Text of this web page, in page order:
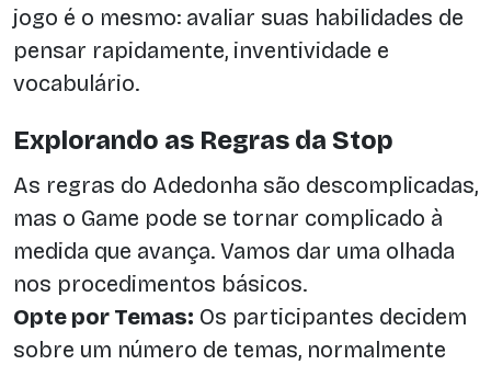
jogo é o mesmo: avaliar suas habilidades de
pensar rapidamente, inventividade e
vocabulário.
Explorando as Regras da Stop
As regras do Adedonha são descomplicadas,
mas o Game pode se tornar complicado à
medida que avança. Vamos dar uma olhada
nos procedimentos básicos.
Opte por Temas: Os participantes decidem
sobre um número de temas, normalmente